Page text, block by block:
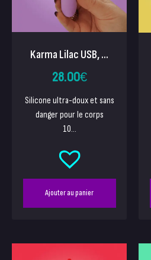
Karma Lilac USB, ...
28.00€
Silicone ultra-doux et sans
danger pour le corps
10...
Ajouter au panier